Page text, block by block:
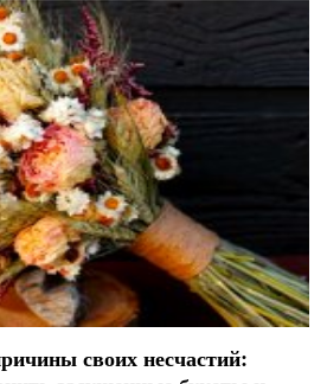
своих несчастий: